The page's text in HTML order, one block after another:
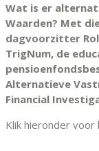
Wat is er
Waarden? Met
dagvoorzitter
TrigNum, de
Alternatieve
Financial
Klik hieronder